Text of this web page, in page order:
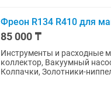
Фреон R134 R410 для
85 000 ₸
Инструменты и расходные
коллектор, Вакуумный
Колпачки, Золотники-